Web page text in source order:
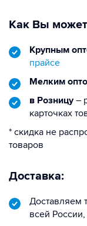
Как Вы
Крупным
прайсе
Мелким
в Розницу–
карточках
* скидка не
товаров
Доставка:
Доставляем
всей